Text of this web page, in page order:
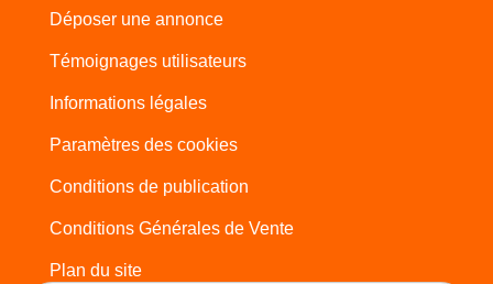
Déposer une annonce
Témoignages utilisateurs
Informations légales
Paramètres des cookies
Conditions de publication
Conditions Générales de Vente
Plan du site